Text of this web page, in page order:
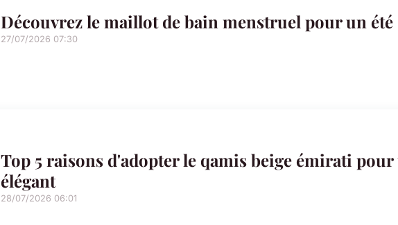
Découvrez le maillot de bain menstruel pour un été
27/07/2026 07:30
Top 5 raisons d'adopter le qamis beige émirati pour
élégant
28/07/2026 06:01